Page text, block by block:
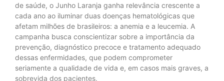
de saúde, o Junho Laranja ganha relevância crescente a
cada ano ao iluminar duas doenças hematológicas que
afetam milhões de brasileiros: a anemia e a leucemia. A
campanha busca conscientizar sobre a importância da
prevenção, diagnóstico precoce e tratamento adequado
dessas enfermidades, que podem comprometer
seriamente a qualidade de vida e, em casos mais graves, a
sobrevida dos pacientes.